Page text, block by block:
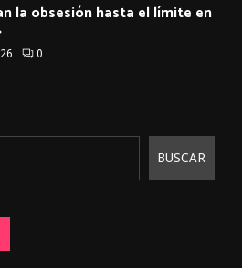
la obsesión hasta el límite en
0
BUSCAR